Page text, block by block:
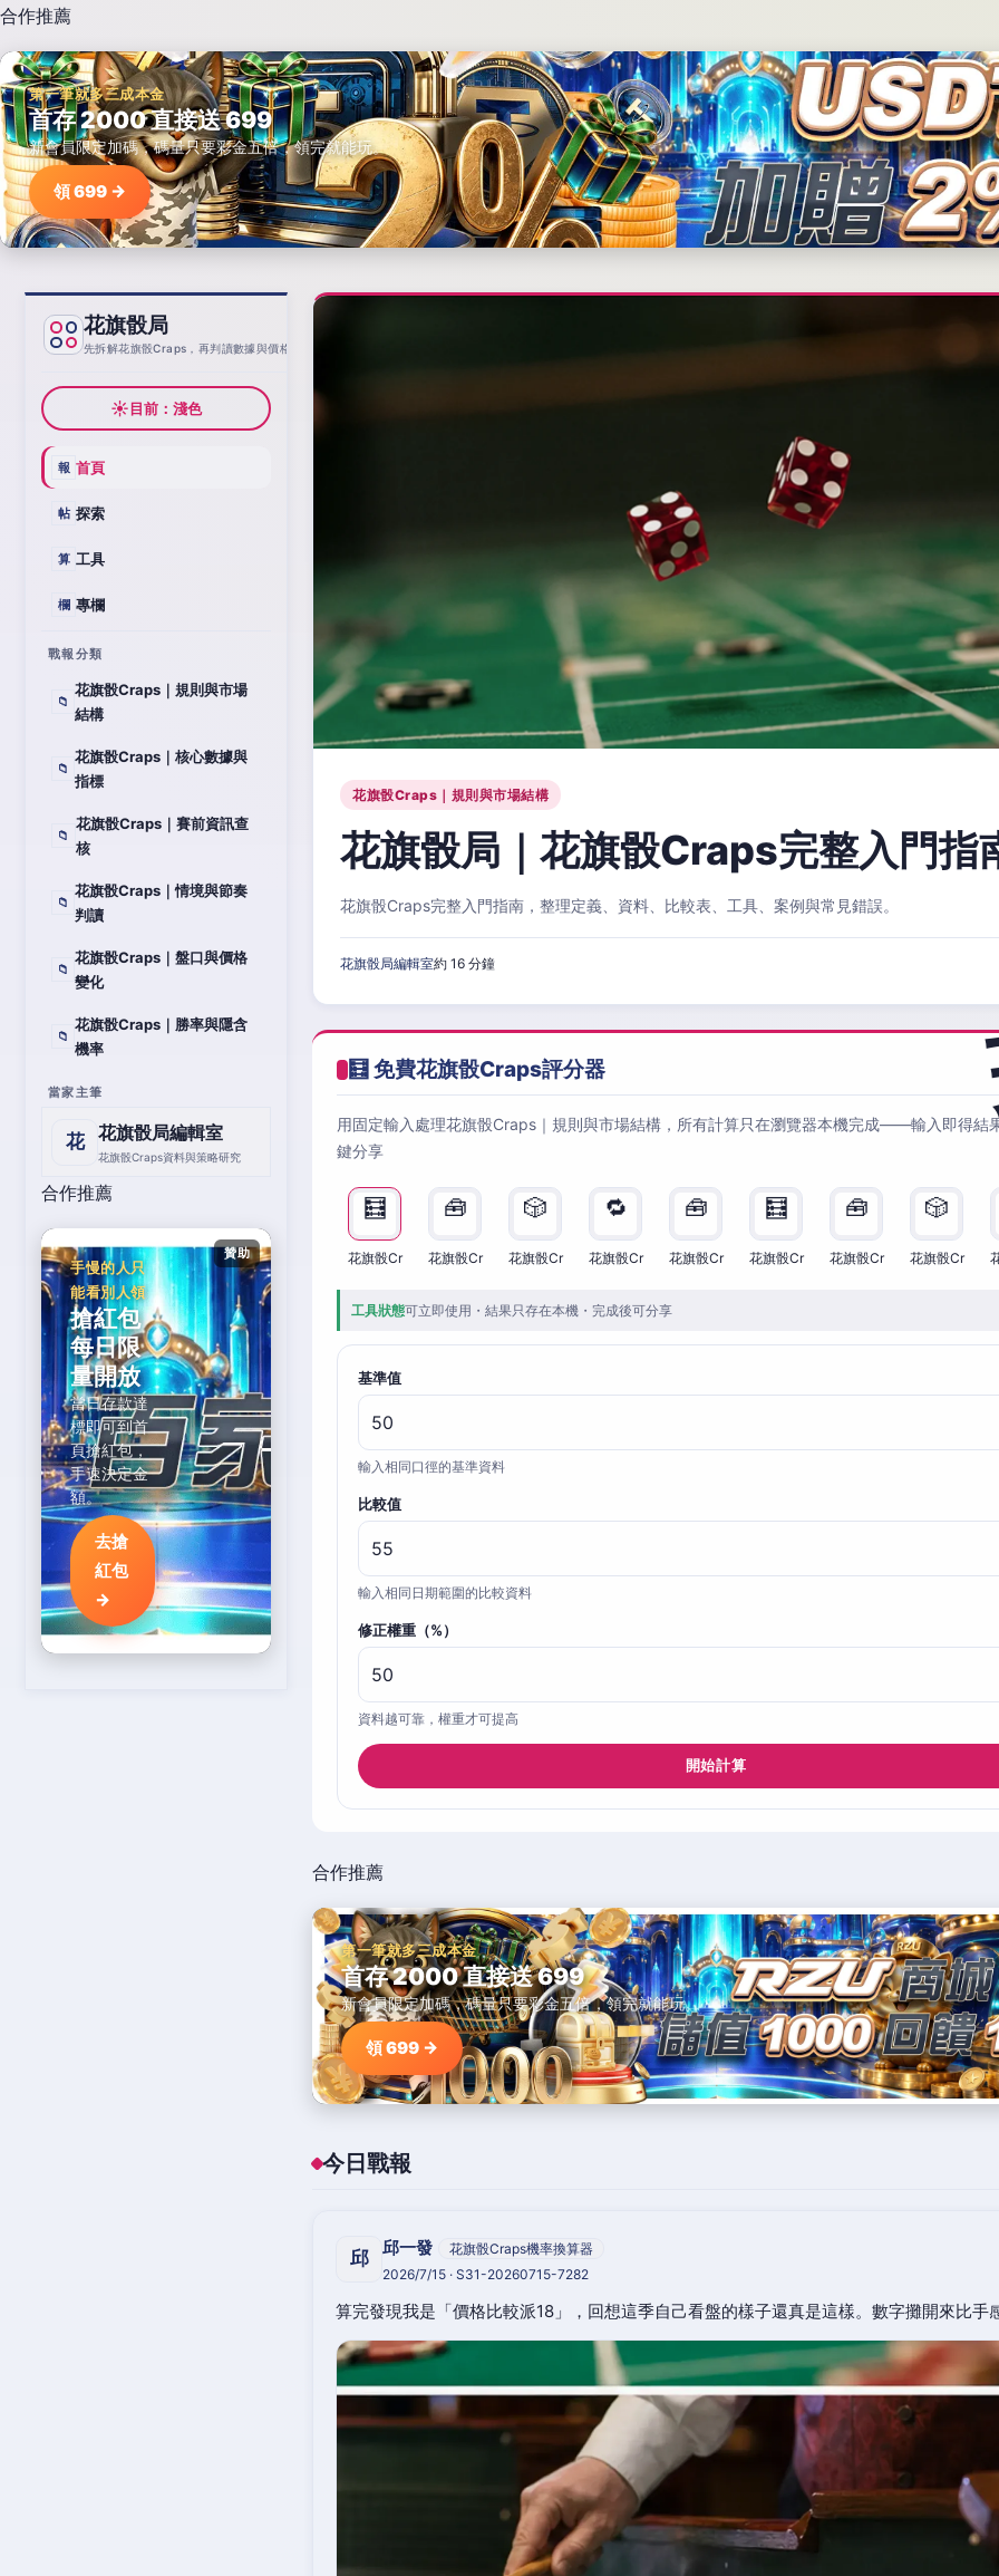
合作推薦
第一筆就多三成本金
首存 2000 直接送 699
新會員限定加碼，碼量只要彩金五倍，領完就能玩。
領 699 →
花旗骰局
先拆解花旗骰Craps，再判讀數據與價格
☀目前：淺色
報 首頁
帖 探索
算 工具
欄 專欄
戰報分類
📁
花旗骰Craps｜規則與市場
結構
📁
花旗骰Craps｜核心數據與
指標
📁
花旗骰Craps｜賽前資訊查
核
📁
花旗骰Craps｜情境與節奏
判讀
📁
花旗骰Craps｜盤口與價格
變化
📁
花旗骰Craps｜勝率與隱含
機率
當家主筆
花 花旗骰局編輯室
花旗骰Craps資料與策略研究
合作推薦
贊助
手慢的人只
能看別人領
搶紅包
每日限
量開放
當日存款達
標即可到首
頁搶紅包，
手速決定金
額。
去搶
紅包
→
花旗骰Craps｜規則與市場結構
花旗骰局｜花旗骰Craps完整入門指
花旗骰Craps完整入門指南，整理定義、資料、比較表、工具、案例與常見錯誤。
花旗骰局編輯室約 16 分鐘
🧮 免費花旗骰Craps評分器
用固定輸入處理花旗骰Craps｜規則與市場結構，所有計算只在瀏覽器本機完成——輸入即得結
鍵分享
🧮
花旗骰Cr
🧰
花旗骰Cr
🎲
花旗骰Cr
🔁
花旗骰Cr
🧰
花旗骰Cr
🧮
花旗骰Cr
🧰
花旗骰Cr
🎲
花旗骰Cr
工具狀態可立即使用・結果只存在本機・完成後可分享
基準值
輸入相同口徑的基準資料
比較值
輸入相同日期範圍的比較資料
修正權重（%）
資料越可靠，權重才可提高
開始計算
合作推薦
第一筆就多三成本金
首存 2000 直接送 699
新會員限定加碼，碼量只要彩金五倍，領完就能玩。
領 699 →
今日戰報
邱 邱一發
花旗骰Craps機率換算器
2026/7/15 · S31-20260715-7282
算完發現我是「價格比較派18」，回想這季自己看盤的樣子還真是這樣。數字攤開來比手